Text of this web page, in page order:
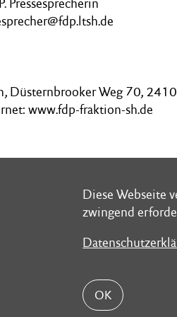
Diese Webseite
zwingend
OK
Diese Webseite
zwingend
OK
Düsternbrooker Weg 70,
www.fdp-fraktion-sh.de
Landeshaus
24171 Kiel